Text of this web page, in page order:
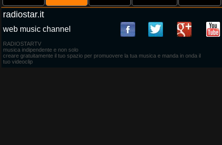
radiostar.it
web music channel
RADIOSTARTV
musica indipendente e non solo
creare gratuitamente il tuo spazio per promuovere la tua musica e manda in onda il
tuo videoclip